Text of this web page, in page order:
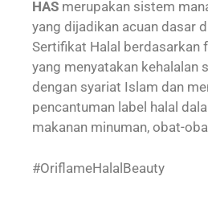
HAS merupakan sistem
yang dijadikan acuan dasar
Sertifikat Halal berdasarkan
yang menyatakan kehalalan
dengan syariat Islam dan
pencantuman label halal
makanan minuman, obat-
#OriflameHalalBeauty